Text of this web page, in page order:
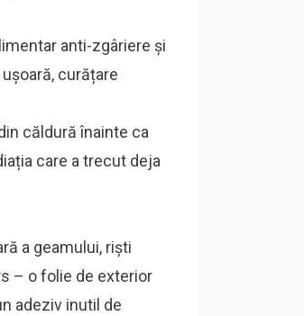
anti-zgâriere și
curățare
căldură înainte ca
care a trecut deja
a geamului, riști
– o folie de exterior
adeziv inutil de